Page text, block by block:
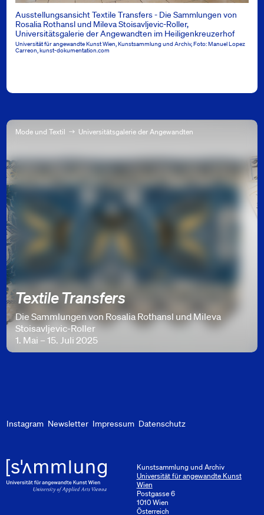
Ausstellungsansicht Textile Transfers - Die Sammlungen von
Rosalia Rothansl und Mileva Stoisavljevic-Roller,
Universitätsgalerie der Angewandten im Heiligenkreuzerhof
Universität für angewandte Kunst Wien, Kunstsammlung und Archiv, Foto: Manuel Lopez
Carreon, kunst-dokumentation.com
Textile Transfers
Die Sammlungen von Rosalia Rothansl und Mileva
Stoisavljevic-Roller
1. Mai – 15. Juli 2025
Mode und Textil Universitätsgalerie der Angewandten
Kunstsammlung und Archiv
Universität für angewandte Kunst
Wien
Postgasse 6
1010 Wien
Österreich
Instagram Newsletter Impressum Datenschutz